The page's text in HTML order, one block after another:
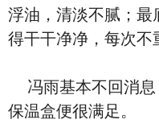
浮油，清淡不腻；最
得干干净净，每次不
冯雨基本不回消息
保温盒便很满足。